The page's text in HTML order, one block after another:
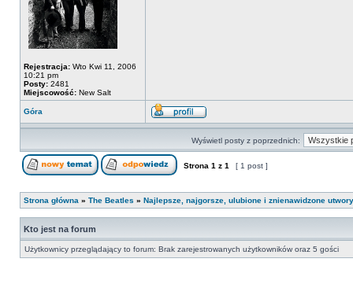
Rejestracja: Wto Kwi 11, 2006
10:21 pm
Posty: 2481
Miejscowość: New Salt
Góra
Wyświetl posty z poprzednich:
Strona 1 z 1 [ 1 post ]
Strona główna » The Beatles » Najlepsze, najgorsze, ulubione i znienawidzone
Kto jest na forum
Użytkownicy przeglądający to forum: Brak zarejestrowanych użytkowników oraz 5 gości